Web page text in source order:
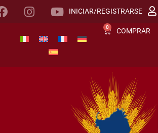
INICIAR/REGISTRARSE
0 COMPRAR